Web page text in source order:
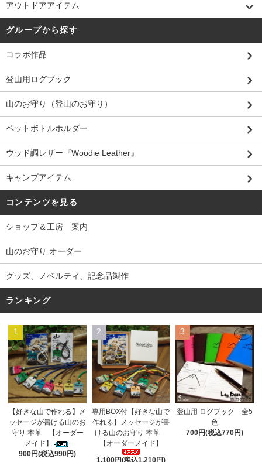
アウトドアアイテム
グループから探す
コラボ作品
登山用ログブック
山のお守り（登山のお守り）
ペットボトルホルダー
ウッド調レザー『Woodie Leather』
キャンプアイテム
コンテンツを見る
ショップ＆工房 案内
山のお守り オーダー
グッズ、ノベルティ、記念品製作
ランキング
1
【好きな山で作れる】メ
ッセージが書ける山のお
守り 本革 【オーダー
メイド】
900円(税込990円)
2
専用BOX付【好きな山で
作れる】メッセージが書
ける山のお守り 本革
【オーダーメイド】
1,100円(税込1,210円)
3
登山用 ログブック 全5
色
700円(税込770円)